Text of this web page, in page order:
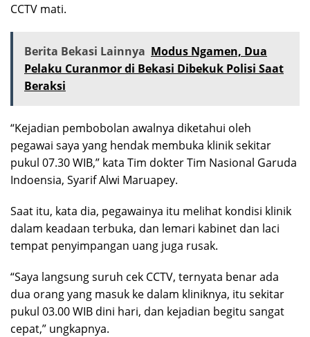
CCTV mati.
Berita Bekasi Lainnya Modus Ngamen, Dua
Pelaku Curanmor di Bekasi Dibekuk Polisi Saat
Beraksi
“Kejadian pembobolan awalnya diketahui oleh
pegawai saya yang hendak membuka klinik sekitar
pukul 07.30 WIB,” kata Tim dokter Tim Nasional Garuda
Indoensia, Syarif Alwi Maruapey.
Saat itu, kata dia, pegawainya itu melihat kondisi klinik
dalam keadaan terbuka, dan lemari kabinet dan laci
tempat penyimpangan uang juga rusak.
“Saya langsung suruh cek CCTV, ternyata benar ada
dua orang yang masuk ke dalam kliniknya, itu sekitar
pukul 03.00 WIB dini hari, dan kejadian begitu sangat
cepat,” ungkapnya.